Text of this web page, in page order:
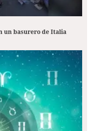
un basurero de Italia